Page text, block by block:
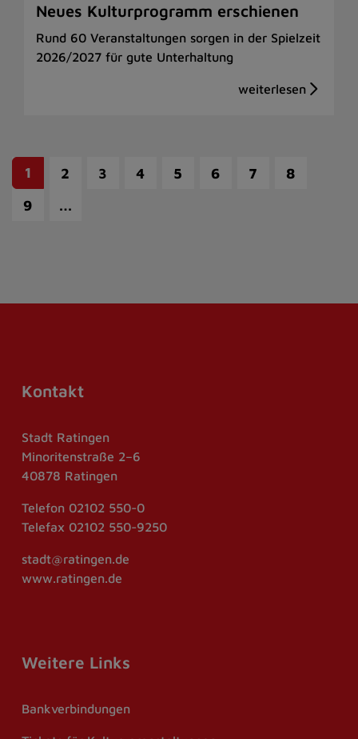
Neues Kulturprogramm erschienen
Rund 60 Veranstaltungen sorgen in der Spielzeit
2026/2027 für gute Unterhaltung
1 2 3 4 5 6 7
8
9
…
Kontakt
Stadt Ratingen
Minoritenstraße 2–6
40878 Ratingen
Telefon 02102 550-0
Telefax 02102 550-9250
stadt@ratingen.de
www.ratingen.de
Weitere Links
Bankverbindungen